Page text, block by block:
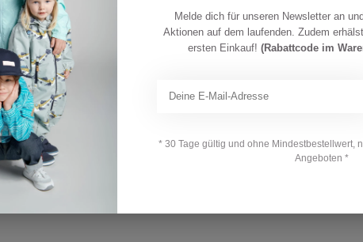
Auf
Melde dich für unseren Newsletter an
Aktionen auf dem laufenden. Zudem
ersten Einkauf! (Rabattcode im
* 30 Tage gültig und ohne Mindestbestellwert,
Angeboten *